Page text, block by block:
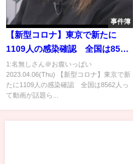
事件簿
【新型コロナ】東京で新たに
1109人の感染確認 全国は8562
人
1:名無しさん＠お腹いっぱい
2023.04.06(Thu) 【新型コロナ】東京で新
たに1109人の感染確認 全国は8562人っ
て動画が話題ら...